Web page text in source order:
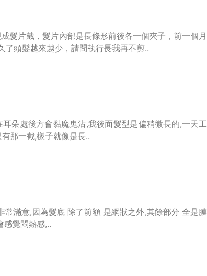
髮片戴，髮片內部是長條形前後各一個夾子，前一個月
了頭髮越來越少，請問執行長我再不剪..
朵處後方會黏魔鬼沾,我後面髮型是偏稍微長的,一天工
那一截,樣子就像是長..
滿意,因為髮底 除了前額 是網狀之外,其餘部分 全是膜
感覺悶熱感,..